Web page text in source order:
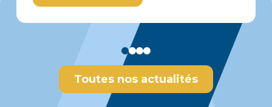
Toutes nos actualités